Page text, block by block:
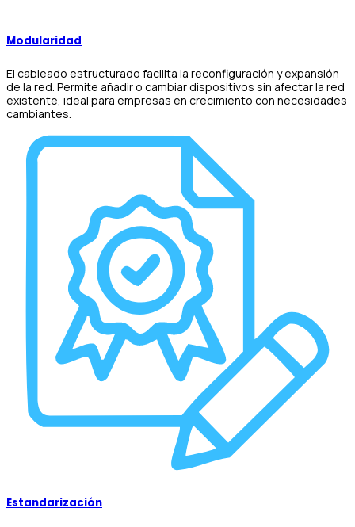
Modularidad
El cableado estructurado facilita la reconfiguración y expansión
de la red. Permite añadir o cambiar dispositivos sin afectar la red
existente, ideal para empresas en crecimiento con necesidades
cambiantes.
Estandarización